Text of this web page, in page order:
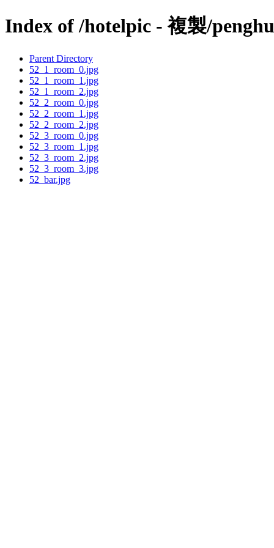
Index of /hotelpic - 複製/
Parent Directory
52_1_room_0.jpg
52_1_room_1.jpg
52_1_room_2.jpg
52_2_room_0.jpg
52_2_room_1.jpg
52_2_room_2.jpg
52_3_room_0.jpg
52_3_room_1.jpg
52_3_room_2.jpg
52_3_room_3.jpg
52_bar.jpg